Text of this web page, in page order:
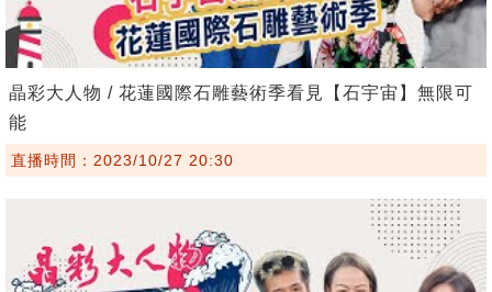
晶彩大人物 / 花蓮國際石雕藝術季看見【石宇宙】無限可
能
直播時間：2023/10/27 20:30